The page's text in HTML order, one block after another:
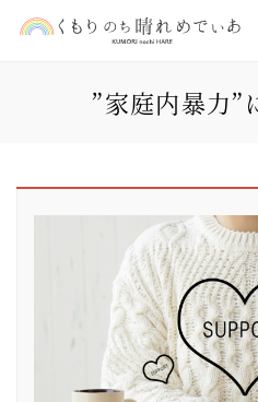
”家庭内暴力”